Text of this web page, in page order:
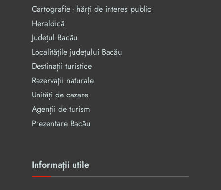
Cartografie - hărți de interes public
Heraldică
Județul Bacău
Localitățile județului Bacău
Destinații turistice
Rezervaţii naturale
Unități de cazare
Agenții de turism
Prezentare Bacău
Informații utile